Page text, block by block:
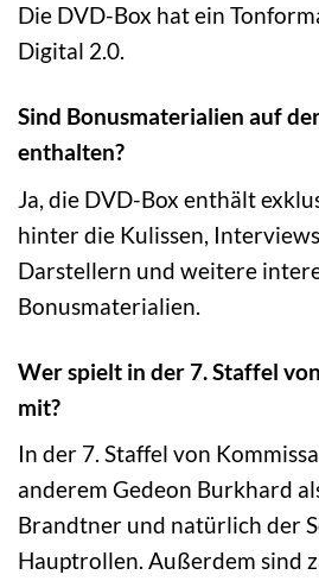
Die DVD-Box hat ein
Digital 2.0.
Sind Bonusmaterialien auf
enthalten?
Ja, die DVD-Box enthält
hinter die Kulissen,
Darstellern und weitere
Bonusmaterialien.
Wer spielt in der 7. Staffel
mit?
In der 7. Staffel von
anderem Gedeon Burkhard
Brandtner und natürlich der
Hauptrollen. Außerdem sind